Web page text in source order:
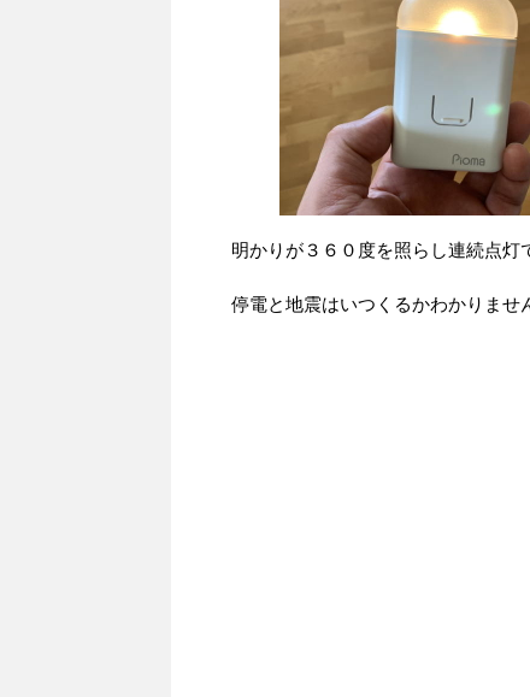
明かりが３６０度を照らし連続点灯
停電と地震はいつくるかわかりませ